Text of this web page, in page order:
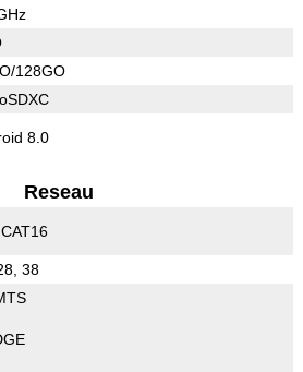
128GO
8.0
Reseau
38